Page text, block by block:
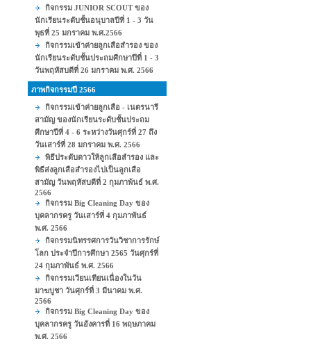
กิจกรรม JUNIOR SCOUT ของ
นักเรียนระดับชั้นอนุบาลปีที่ 1 - 3 วัน
พุธที่ 25 มกราคม พ.ศ.2566
กิจกรรมเข้าค่ายลูกเสือสำรอง ของ
นักเรียนระดับชั้นประถมศีกษาปีที่ 1 - 3
วันพฤหัสบดีที่ 26 มกราคม พ.ศ. 2566
ภาพกิจกรรมปี 2566
กิจกรรมเข้าค่ายลูกเสือ - เนตรนารี
สามัญ ของนักเรียนระดับชั้นประถม
ศีกษาปีที่ 4 - 6 ระหว่างวันศุกร์ที่ 27 ถึง
วันเสาร์ที่ 28 มกราคม พ.ศ. 2566
พิธีประดับดาวให้ลูกเสือสำรอง และ
พิธีส่งลูกเสือสำรองไปเป็นลูกเสือ
สามัญ วันพฤหัสบดีที่ 2 กุมภาพ้นธ์ พ.ศ.
2566
กิจกรรม Big Cleaning Day ของ
บุคลากรครู วันเสาร์ที่ 4 กุมภาพันธ์
พ.ศ. 2566
กิจกรรมนิทรรศการวันวิชาการรักษ์
โลก ประจำปีการศึกษา 2565 วันศุกร์ที่
24 กุมภาพันธ์ พ.ศ. 2566
กิจกรรมเวียนเทียนเนื่องในวัน
มาฆบูชา วันศุกร์ที่ 3 มีนาคม พ.ศ.
2566
กิจกรรม Big Cleaning Day ของ
บุคลากรครู วันอังคารที่ 16 พฤษภาคม
พ.ศ. 2566